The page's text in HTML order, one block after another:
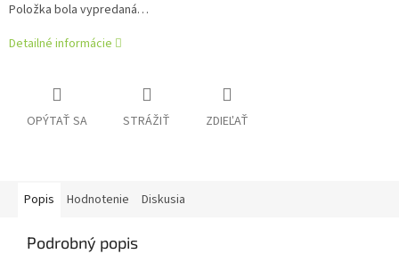
Položka bola vypredaná…
Detailné informácie
OPÝTAŤ SA STRÁŽIŤ ZDIEĽAŤ
Popis Hodnotenie Diskusia
Podrobný popis